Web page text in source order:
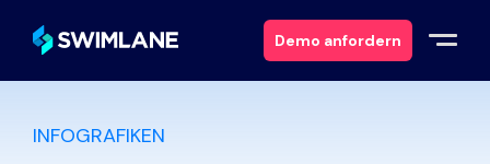
Demo anfordern
Warum Swimlane
INFOGRAFIKEN